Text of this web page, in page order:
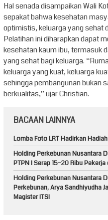
Hal senada disampaikan Wali
sepakat bahwa kesehatan
optimistis, keluarga yang sehat
Pelatihan ini diharapkan dapat
kesehatan kaum ibu, termasuk
yang sehat bagi keluarga.
keluarga yang kuat, keluarga
sehingga pembangunan bukan
berkualitas,” ujar Christian.
BACAAN LAINNYA
Lomba Foto LRT Hadirkan
Holding Perkebunan Nusantara
PTPN I Serap 15–20 Ribu
Holding Perkebunan Nusantara
Perkebunan, Arya Sandhiyudha
Magister ITSI